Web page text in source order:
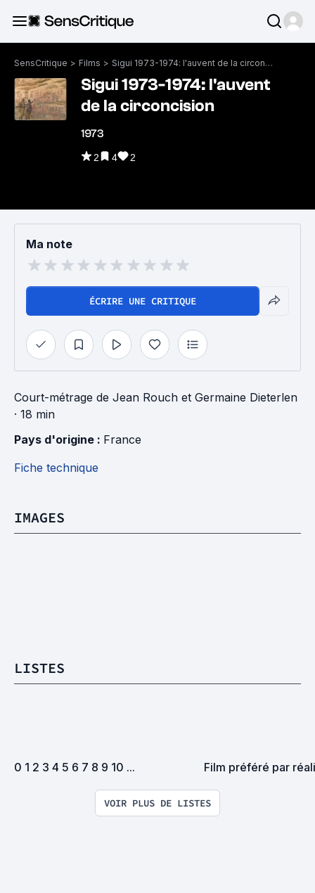
SensCritique > Films > Sigui 1973-1974: l'auvent de la circoncision
Sigui 1973-1974: l'auvent
de la circoncision
1973
2 4 2
Ma note
ÉCRIRE UNE CRITIQUE
Court-métrage de Jean Rouch et Germaine Dieterlen
· 18 min
Pays d'origine : France
Fiche technique
IMAGES
LISTES
0 1 2 3 4 5 6 7 8 9 10 ... Film préféré par
VOIR PLUS DE LISTES